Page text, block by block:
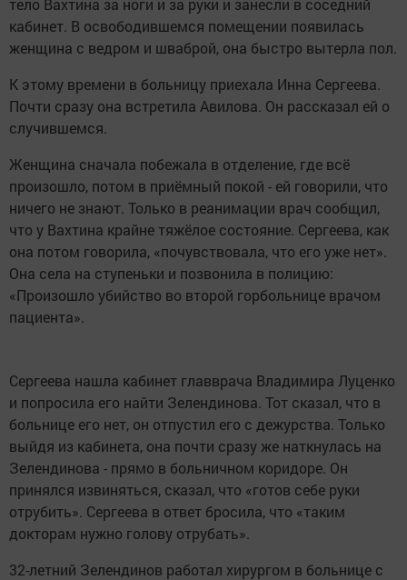
кабинет. В освободившемся помещении появилась
женщина с ведром и шваброй, она быстро вытерла пол.
К этому времени в больницу приехала Инна Сергеева.
Почти сразу она встретила Авилова. Он рассказал ей о
случившемся.
Женщина сначала побежала в отделение, где всё
произошло, потом в приёмный покой - ей говорили, что
ничего не знают. Только в реанимации врач сообщил,
что у Вахтина крайне тяжёлое состояние. Сергеева, как
она потом говорила, «почувствовала, что его уже нет».
Она села на ступеньки и позвонила в полицию:
«Произошло убийство во второй горбольнице врачом
пациента».
Сергеева нашла кабинет главврача Владимира Луценко
и попросила его найти Зелендинова. Тот сказал, что в
больнице его нет, он отпустил его с дежурства. Только
выйдя из кабинета, она почти сразу же наткнулась на
Зелендинова - прямо в больничном коридоре. Он
принялся извиняться, сказал, что «готов себе руки
отрубить». Сергеева в ответ бросила, что «таким
докторам нужно голову отрубать».
32-летний Зелендинов работал хирургом в больнице с